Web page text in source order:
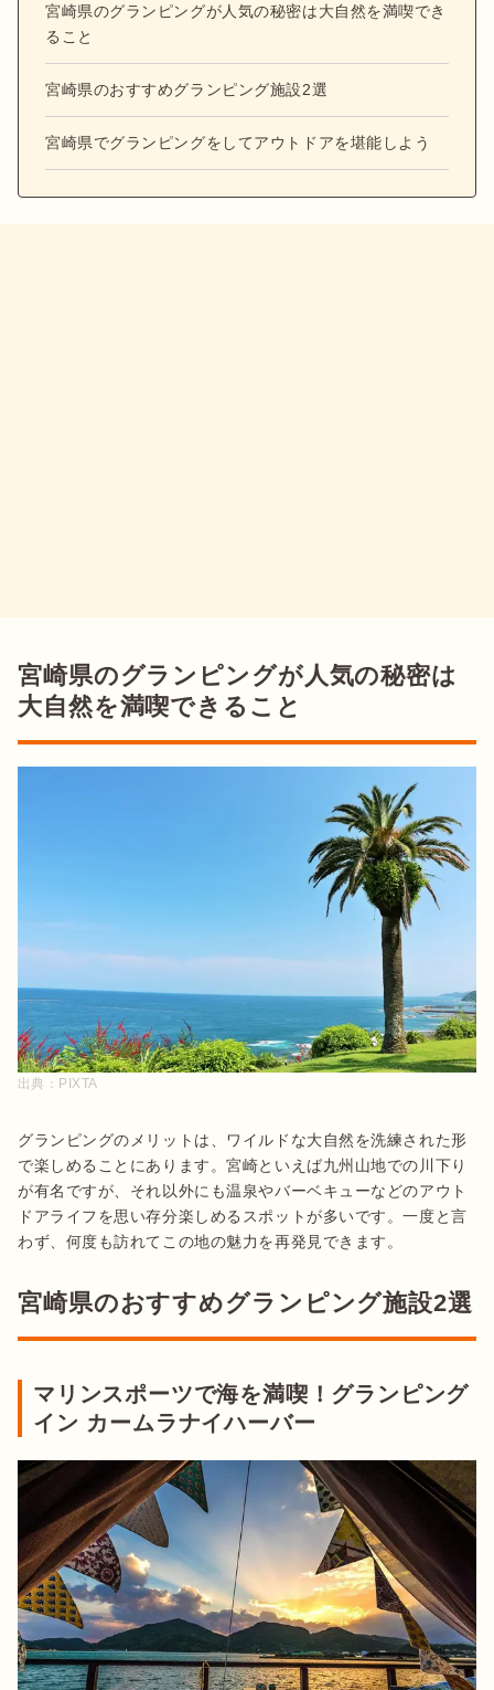
宮崎県のグランピングが人気の秘密は大自然を満喫でき
ること
宮崎県のおすすめグランピング施設2選
宮崎県でグランピングをしてアウトドアを堪能しよう
宮崎県のグランピングが人気の秘密は
大自然を満喫できること
出典： PIXTA
グランピングのメリットは、ワイルドな大自然を洗練された形
で楽しめることにあります。宮崎といえば九州山地での川下り
が有名ですが、それ以外にも温泉やバーベキューなどのアウト
ドアライフを思い存分楽しめるスポットが多いです。一度と言
宮崎県のおすすめグランピング施設2選
マリンスポーツで海を満喫！グランピング
イン カームラナイハーバー